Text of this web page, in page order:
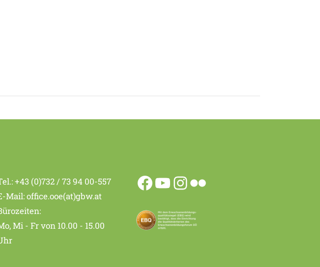
+43 (0)732 / 73 94 00-557
Mail:office.ooe(at)gbw.at
Mi - Fr von 10.00 - 15.00